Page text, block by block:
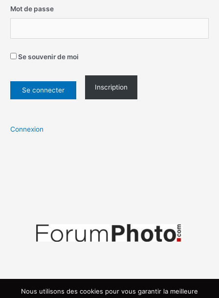
Mot de passe
Se souvenir de moi
Inscription
Connexion
Nous utilisons des cookies pour vous garantir la meilleure